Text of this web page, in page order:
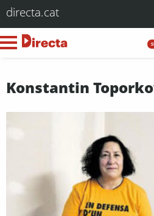
directa.cat
Konstantin